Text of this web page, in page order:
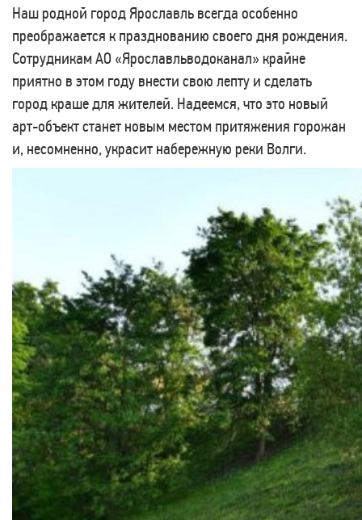
Наш родной город Ярославль всегда особенно
преображается к празднованию своего дня рождения.
Сотрудникам АО «Ярославльводоканал» крайне
приятно в этом году внести свою лепту и сделать
город краше для жителей. Надеемся, что это новый
арт-объект станет новым местом притяжения горожан
и, несомненно, украсит набережную реки Волги.